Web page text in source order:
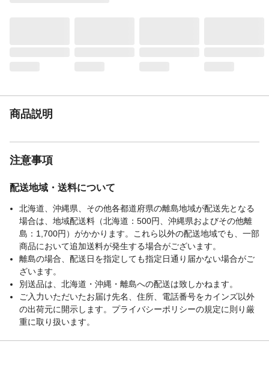
商品説明
注意事項
配送地域・送料について
北海道、沖縄県、その他各都道府県の離島地域が配送先となる
場合は、地域配送料（北海道：500円、沖縄県およびその他離
島：1,700円）がかかります。これら以外の配送地域でも、一部
商品において追加送料が発生する場合がございます。
離島の場合、配送日を指定しても指定日通り届かない場合がご
ざいます。
別送品は、北海道・沖縄・離島への配送は致しかねます。
ご入力いただいたお届け先名、住所、電話番号をカインズ以外
の出荷元に開示します。プライバシーポリシーの規定に則り厳
重に取り扱います。